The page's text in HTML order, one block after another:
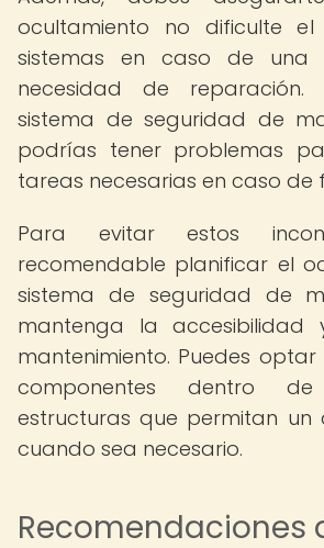
ocultamiento no dificulte
sistemas en caso de una
necesidad de
sistema de seguridad de
podrías tener problemas
tareas necesarias en caso de
Para evitar estos
recomendable planificar el
sistema de seguridad de
mantenga la accesibilidad
mantenimiento. Puedes
componentes dentro
estructuras que permitan un
cuando sea necesario.
Recomendaciones